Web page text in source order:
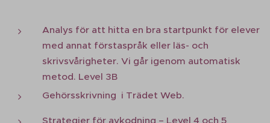
Analys för att hitta en bra startpunkt för elever
med annat förstaspråk eller läs- och
skrivsvårigheter. Vi går igenom automatisk
metod. Level 3B
Gehörsskrivning i Trädet Web.
Strategier för avkodning – Level 4 och 5